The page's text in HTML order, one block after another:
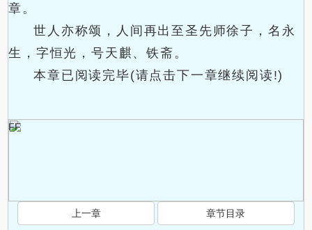
章。
世人亦称颂，人间再出至圣先师徐子，名永
生，字恒光，号天麒、铁斋。
本章已阅读完毕(请点击下一章继续阅读!)
FF
上一章 章节目录